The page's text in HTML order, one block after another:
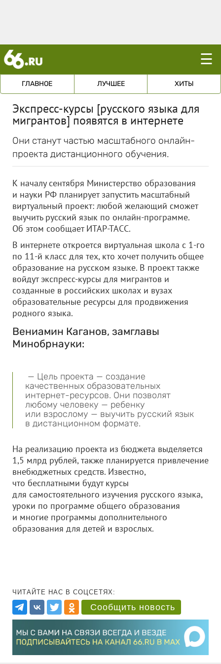
☰
ГЛАВНОЕ ЛУЧШЕЕ ХИТЫ
Экспресс-курсы [русского языка для
мигрантов] появятся в интернете
Они станут частью масштабного онлайн-
проекта дистанционного обучения.
К началу сентября Министерство образования
и науки РФ планирует запустить масштабный
виртуальный проект: любой желающий сможет
выучить русский язык по онлайн-программе.
Об этом сообщает ИТАР-ТАСС.
В интернете откроется виртуальная школа с 1-го
по 11-й класс для тех, кто хочет получить общее
образование на русском языке. В проект также
войдут экспресс-курсы для мигрантов и
созданные в российских школах и вузах
образовательные ресурсы для продвижения
родного языка.
Вениамин Каганов, замглавы
Минобрнауки:
— Цель проекта — создание
качественных образовательных
интернет-ресурсов. Они позволят
любому человеку — ребенку
или взрослому — выучить русский язык
в дистанционном формате.
На реализацию проекта из бюджета выделяется
1,5 млрд рублей, также планируется привлечение
внебюджетных средств. Известно,
что бесплатными будут курсы
для самостоятельного изучения русского языка,
уроки по программе общего образования
и многие программы дополнительного
образования для детей и взрослых.
ЧИТАЙТЕ НАС В СОЦСЕТЯХ:
Сообщить новость